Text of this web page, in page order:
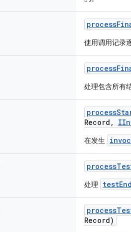
process
使用调用记录
process
处理包含所有
process
Record ,
在发生
process
处理
process
Record)